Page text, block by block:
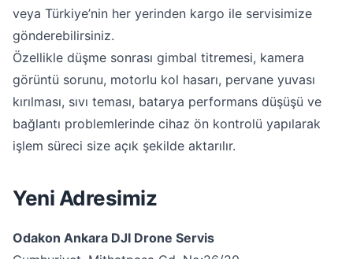
veya Türkiye’nin her yerinden kargo ile servisimize
gönderebilirsiniz.
Özellikle düşme sonrası gimbal titremesi, kamera
görüntü sorunu, motorlu kol hasarı, pervane yuvası
kırılması, sıvı teması, batarya performans düşüşü ve
bağlantı problemlerinde cihaz ön kontrolü yapılarak
işlem süreci size açık şekilde aktarılır.
Yeni Adresimiz
Odakon Ankara DJI Drone Servis